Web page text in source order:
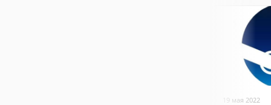
19 мая 2022